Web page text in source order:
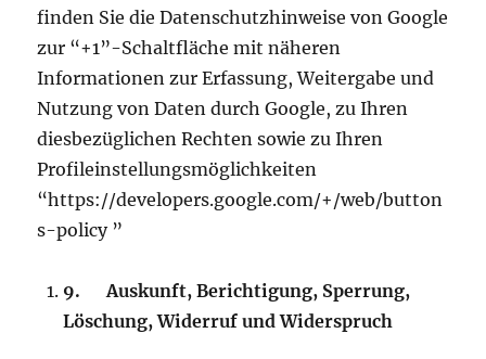
finden Sie die Datenschutzhinweise von Google
zur “+1”-Schaltfläche mit näheren
Informationen zur Erfassung, Weitergabe und
Nutzung von Daten durch Google, zu Ihren
diesbezüglichen Rechten sowie zu Ihren
Profileinstellungsmöglichkeiten
“https://developers.google.com/+/web/button
s-policy ”
9.Auskunft, Berichtigung, Sperrung,
Löschung, Widerruf und Widerspruch